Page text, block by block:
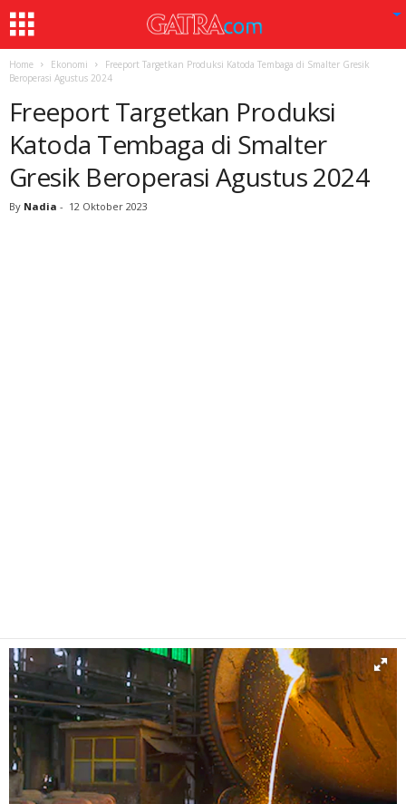
Home Ekonomi
Freeport Targetkan Produksi Katoda Tembaga di Smalter Gresik
Beroperasi Agustus 2024
Freeport Targetkan Produksi
Katoda Tembaga di Smalter
Gresik Beroperasi Agustus 2024
By Nadia - 12 Oktober 2023